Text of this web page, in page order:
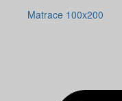
Matrace 100x200